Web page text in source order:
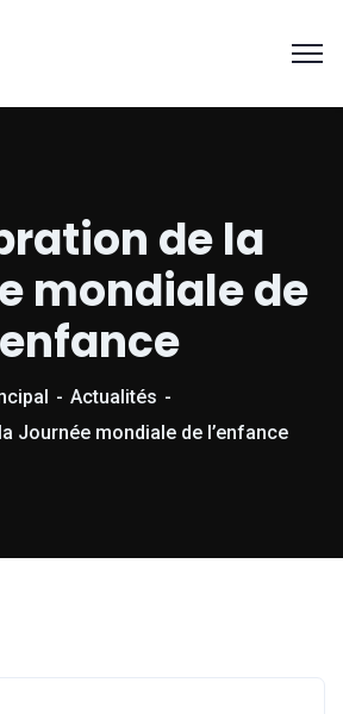
de la
mondiale de
Actualités
Journée mondiale de l’enfance